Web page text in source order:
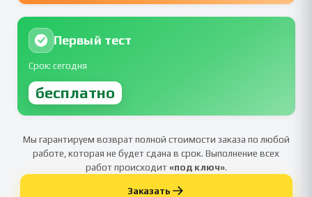
Первый тест
Срок: сегодня
бесплатно
Мы гарантируем возврат полной стоимости заказа по любой
работе, которая не будет сдана в срок. Выполнение всех
работ происходит«под ключ».
Заказать